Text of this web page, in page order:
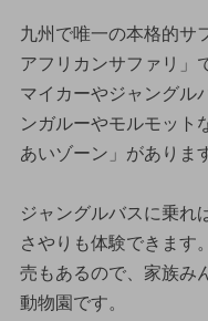
九州で唯一の本格的サ
アフリカンサファリ」
マイカーやジャングル
ンガルーやモルモット
あいゾーン」がありま
ジャングルバスに乗
さやりも体験できます
売もあるので、家族み
動物園です。